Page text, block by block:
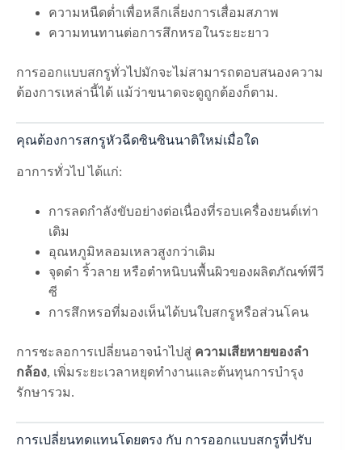
ความหนืดต่ำเพื่อหลีกเลี่ยงการเสื่อมสภาพ
ความทนทานต่อการสึกหรอในระยะยาว
การออกแบบสกรูทั่วไปมักจะไม่สามารถตอบสนองความ
ต้องการเหล่านี้ได้ แม้ว่าขนาดจะดูถูกต้องก็ตาม.
คุณต้องการสกรูหัวฉีดซินซินนาติใหม่เมื่อใด
อาการทั่วไป ได้แก่:
การลดกำลังขับอย่างต่อเนื่องที่รอบเครื่องยนต์เท่า
เดิม
อุณหภูมิหลอมเหลวสูงกว่าเดิม
จุดดำ ริ้วลาย หรือตำหนิบนพื้นผิวของผลิตภัณฑ์พีวี
ซี
การสึกหรอที่มองเห็นได้บนใบสกรูหรือส่วนโคน
การชะลอการเปลี่ยนอาจนำไปสู่ ความเสียหายของลำ
กล้อง, เพิ่มระยะเวลาหยุดทำงานและต้นทุนการบำรุง
รักษารวม.
การเปลี่ยนทดแทนโดยตรง กับ การออกแบบสกรูที่ปรับ